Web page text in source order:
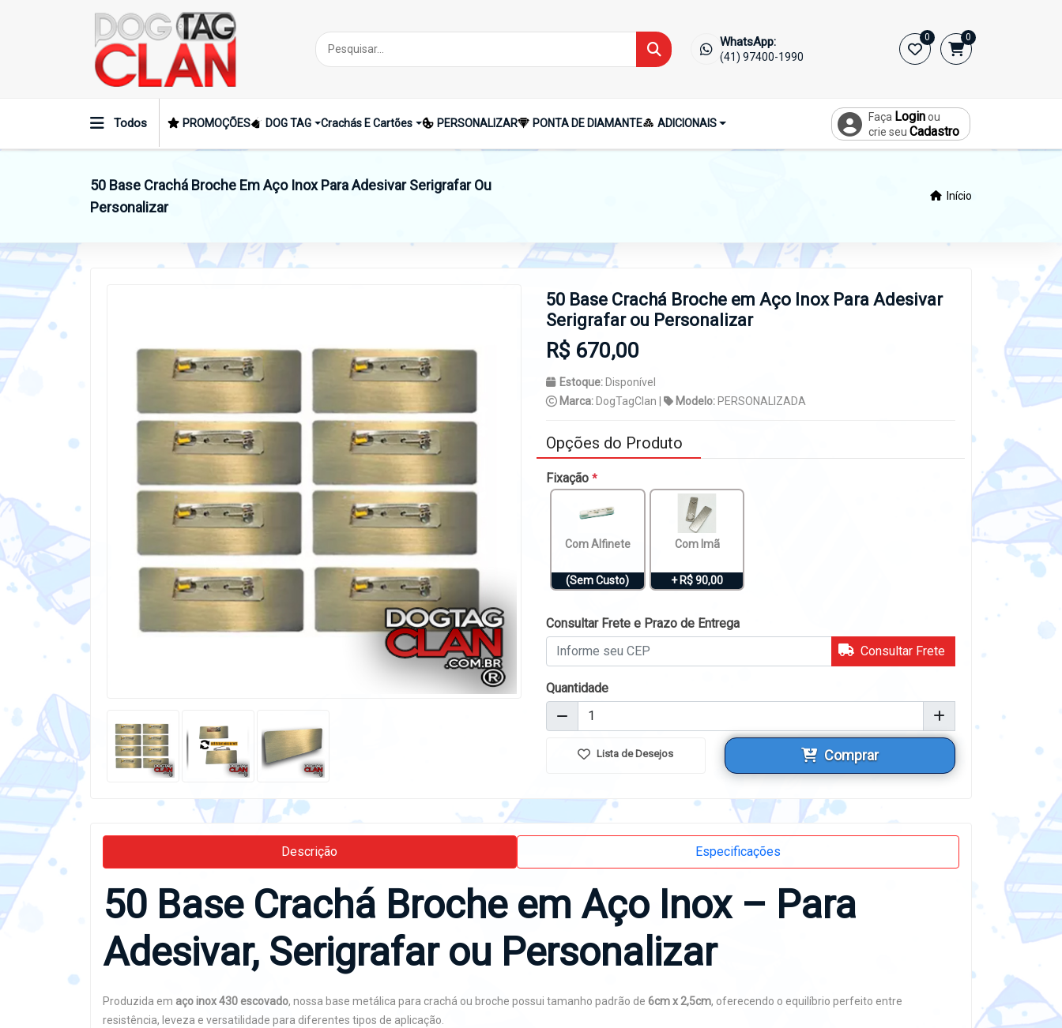
WhatsApp:
(41) 97400-1990
0 0
Todos PROMOÇÕES DOG TAG Crachás E Cartões PERSONALIZAR PONTA DE DIAMANTE ADICIONAIS Faça Loginou
crie seu Cadastro
50 Base Crachá Broche Em Aço Inox Para Adesivar Serigrafar Ou
Personalizar
Início
50 Base Crachá Broche em Aço Inox Para Adesivar
Serigrafar ou Personalizar
R$ 670,00
Estoque:Disponível
Marca:DogTagClan | Modelo:PERSONALIZADA
Opções do Produto
Fixação *
Com Alfinete
(Sem Custo)
Com Imã
+ R$ 90,00
Consultar Frete e Prazo de Entrega
Consultar Frete
Quantidade
Lista de Desejos Comprar
Descrição Especificações
50 Base Crachá Broche em Aço Inox – Para
Adesivar, Serigrafar ou Personalizar
Produzida em aço inox 430 escovado, nossa base metálica para crachá ou broche possui tamanho padrão de 6cm x 2,5cm, oferecendo o equilíbrio perfeito entre
resistência, leveza e versatilidade para diferentes tipos de aplicação.